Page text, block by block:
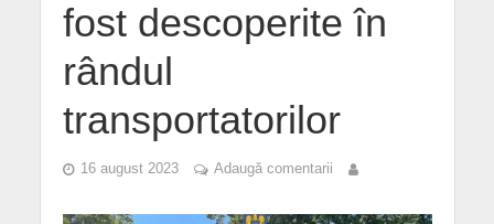
fost descoperite în
rândul
transportatorilor
16 august 2023 Adaugă comentarii